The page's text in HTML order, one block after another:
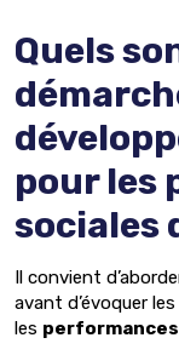
Quels
pour les
sociales
Il convient
avant d’évoquer
les